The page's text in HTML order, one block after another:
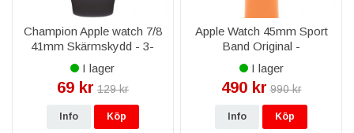
Champion Apple watch 7/8
41mm Skärmskydd - 3-
pack
I lager
69 kr 129 kr
Info Köp
Apple Watch 45mm Sport
Band Original -
Ringblomma / Marigold
I lager
490 kr 990 kr
Info Köp